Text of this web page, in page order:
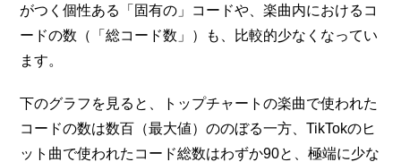
がつく個性ある「固有の」コードや、楽曲内におけるコ
ードの数（「総コード数」）も、比較的少なくなってい
ます。
下のグラフを見ると、トップチャートの楽曲で使われた
コードの数は数百（最大値）ののぼる一方、TikTokのヒ
ット曲で使われたコード総数はわずか90と、極端に少な